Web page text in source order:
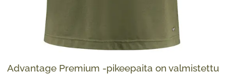
Advantage Premium -pikeepaita on valmistettu